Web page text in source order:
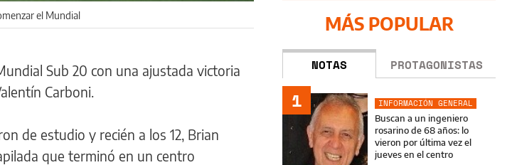
el Mundial
Sub 20 con una ajustada victoria
Carboni.
de estudio y recién a los 12, Brian
que terminó en un centro
MÁS POPULAR
NOTAS PROTAGONISTAS
1
INFORMACIÓN GENERAL
Buscan a un ingeniero
rosarino de 68 años: lo
vieron por última vez el
jueves en el centro